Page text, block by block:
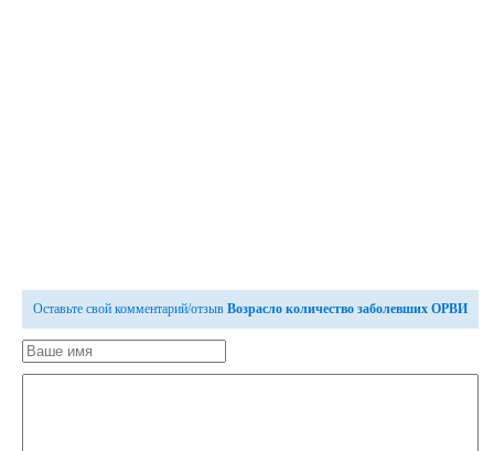
Оставьте свой комментарий/отзыв Возрасло количество заболевших ОРВИ